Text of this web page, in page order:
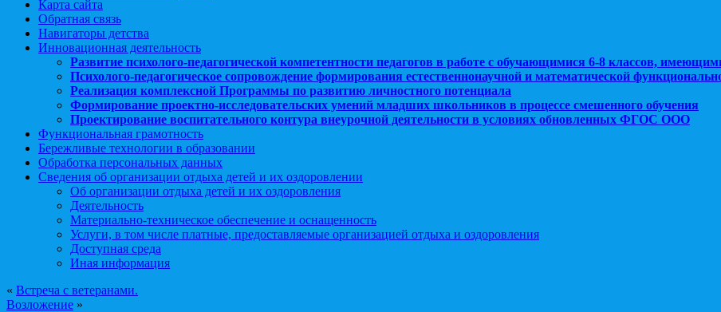
Карта сайта
Обратная связь
Навигаторы детства
Инновационная деятельность
Развитие психолого-педагогической компетентности педагогов в работе с обучающимися 6-8 классов,
Психолого-педагогическое сопровождение формирования естественнонаучной и математической
Реализация комплексной Программы по развитию личностного потенциала
Формирование проектно-исследовательских умений младших школьников в процессе смешенного обучения
Проектирование воспитательного контура внеурочной деятельности в условиях обновленных ФГОС ООО
Функциональная грамотность
Бережливые технологии в образовании
Обработка персональных данных
Сведения об организации отдыха детей и их оздоровлении
Об организации отдыха детей и их оздоровления
Деятельность
Материально-техническое обеспечение и оснащенность
Услуги, в том числе платные, предоставляемые организацией отдыха и оздоровления
Доступная среда
Иная информация
« Встреча с ветеранами.
Возложение »